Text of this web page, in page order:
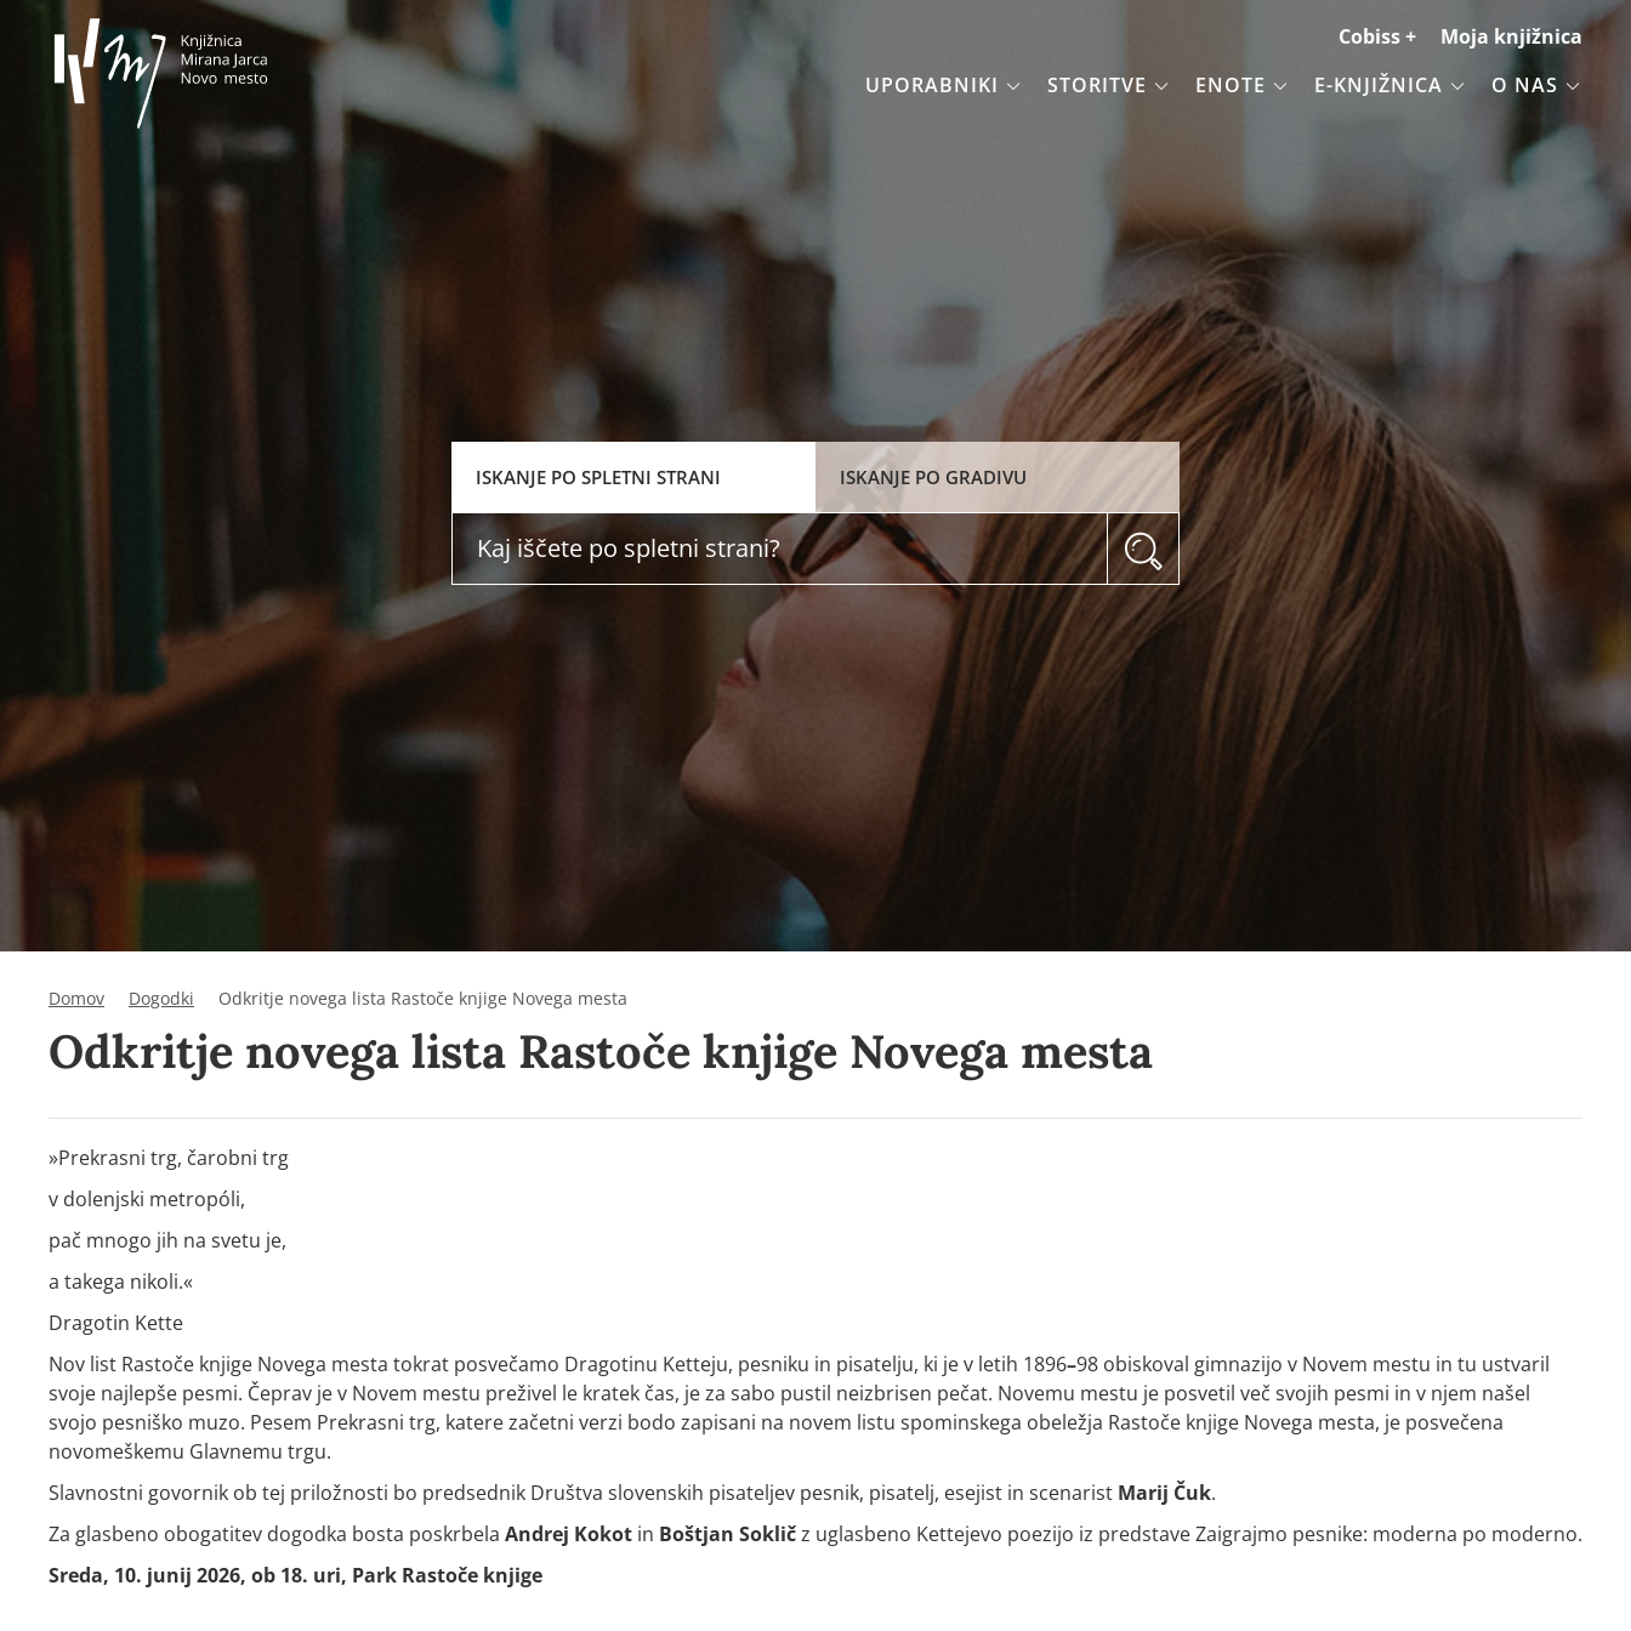
Knjižnica Mirana Jarca Novo mesto
Cobiss +
Moja knjižnica
UPORABNIKI
STORITVE ENOTE E-KNJIŽNICA O NAS
ISKANJE PO SPLETNI STRANI ISKANJE PO GRADIVU
ISKANJE
Domov Dogodki Odkritje novega lista Rastoče knjige Novega mesta
Odkritje novega lista Rastoče knjige Novega mesta
»Prekrasni trg, čarobni trg
v dolenjski metropóli,
pač mnogo jih na svetu je,
a takega nikoli.«
Dragotin Kette
Nov list Rastoče knjige Novega mesta tokrat posvečamo Dragotinu Ketteju, pesniku in pisatelju, ki je v letih 1896–98 obiskoval gimnazijo v Novem mestu in tu ustvaril
svoje najlepše pesmi. Čeprav je v Novem mestu preživel le kratek čas, je za sabo pustil neizbrisen pečat. Novemu mestu je posvetil več svojih pesmi in v njem našel
svojo pesniško muzo. Pesem Prekrasni trg, katere začetni verzi bodo zapisani na novem listu spominskega obeležja Rastoče knjige Novega mesta, je posvečena
novomeškemu Glavnemu trgu.
Slavnostni govornik ob tej priložnosti bo predsednik Društva slovenskih pisateljev pesnik, pisatelj, esejist in scenarist Marij Čuk.
Za glasbeno obogatitev dogodka bosta poskrbela Andrej Kokot in Boštjan Sokličz uglasbeno Kettejevo poezijo iz predstaveZaigrajmo pesnike: moderna po moderno.
Sreda, 10. junij 2026, ob 18. uri, Park Rastoče knjige